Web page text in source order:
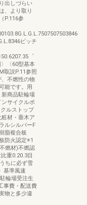
出しづらい
、より取り
P.116参
ピッチ
゜
〉〈60型基本
取説P.11参照
不燃性の物
能です。用
新商品駐輪場
サイクルポ
ルストップ
材・垂木ア
ルシルバーF
脂複合板
防火認定※1
燃材)不燃認
重0.20.3目
ちに必ず雪
基準風速
輪場受注生
事費・配送費
物と多少違